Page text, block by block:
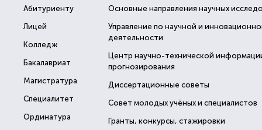
Абитуриенту
Лицей
Колледж
Бакалавриат
Магистратура
Специалитет
Ординатура
Основные направления научных
Управление по научной и
деятельности
Центр научно-технической
прогнозирования
Диссертационные советы
Совет молодых учёных и специалистов
Гранты, конкурсы, стажировки